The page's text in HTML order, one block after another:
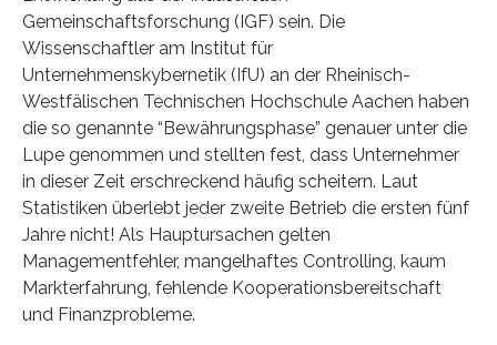
Gemeinschaftsforschung (IGF) sein. Die
Wissenschaftler am Institut für
Unternehmenskybernetik (IfU) an der Rheinisch-
Westfälischen Technischen Hochschule Aachen haben
die so genannte “Bewährungsphase” genauer unter die
Lupe genommen und stellten fest, dass Unternehmer
in dieser Zeit erschreckend häufig scheitern. Laut
Statistiken überlebt jeder zweite Betrieb die ersten fünf
Jahre nicht! Als Hauptursachen gelten
Managementfehler, mangelhaftes Controlling, kaum
Markterfahrung, fehlende Kooperationsbereitschaft
und Finanzprobleme.